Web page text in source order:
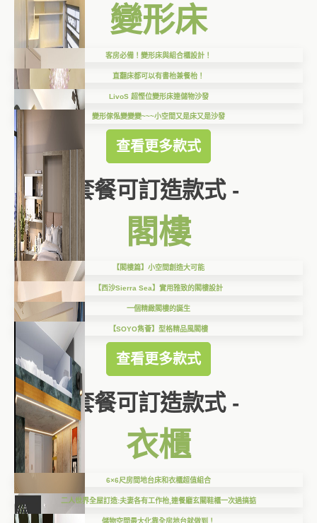
變形床
客房必備！變形床與組合櫃設計！
直翻床都可以有書枱兼餐枱！
LivoS 超慳位變形床連儲物沙發
變形傢俬變變變~~~小空間又是床又是沙發
查看更多款式
套餐可訂造款式 -
閣樓
【閣樓篇】小空間創造大可能
【西沙Sierra Sea】實用雅致的閣樓設計
一個精緻閣樓的誕生
【SOYO雋薈】型格精品風閣樓
查看更多款式
套餐可訂造款式 -
衣櫃
6×6尺房間地台床和衣櫃超值組合
二人世界全屋訂造:夫妻各有工作枱,連餐廳玄關鞋櫃一次過搞掂
儲物空間最大化靠全房地台就做到！